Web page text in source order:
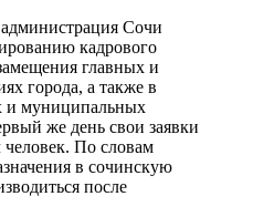
Сочи
кадрового
главных и
города, а также в
и муниципальных
же день свои заявки
человек. По словам
в сочинскую
после